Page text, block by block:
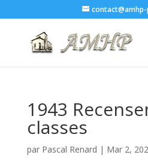
1943
classes
par Pascal Renard | Mar 2,